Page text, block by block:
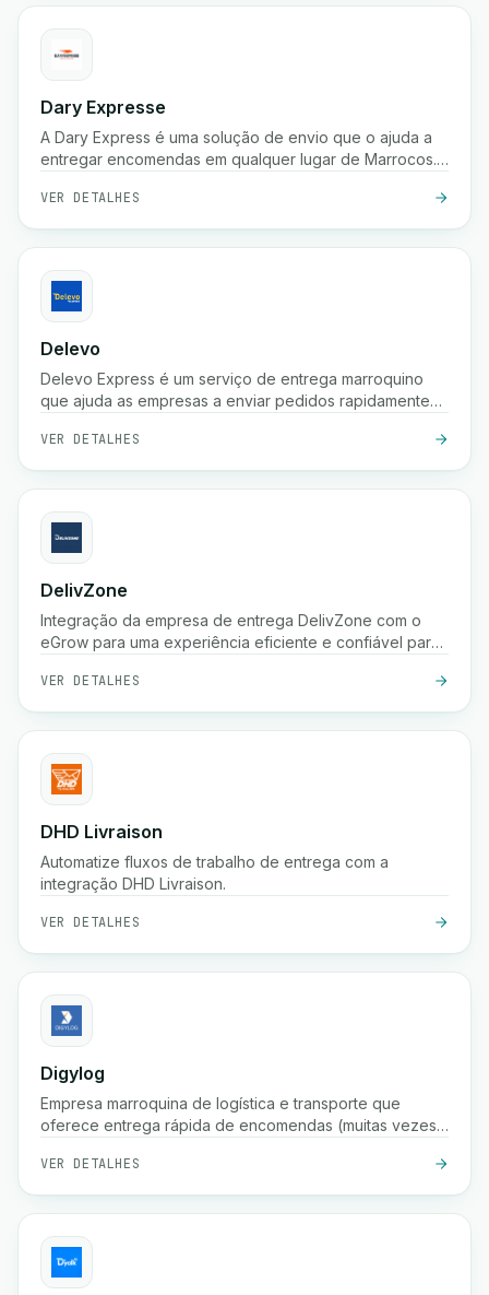
Dary Expresse
A Dary Express é uma solução de envio que o ajuda a
entregar encomendas em qualquer lugar de Marrocos.
facilmente a sua loja e proporciona muitos benefícios
adicionais.
VER DETALHES
Delevo
Delevo Express é um serviço de entrega marroquino
que ajuda as empresas a enviar pedidos rapidamente
expedição rápida e logística fiável de última milha para
garantir que as encomendas chegam aos clientes a
tempo.
VER DETALHES
DelivZone
Integração da empresa de entrega DelivZone com o
eGrow para uma experiência eficiente e confiável para
VER DETALHES
DHD Livraison
Automatize fluxos de trabalho de entrega com a
integração DHD Livraison.
VER DETALHES
Digylog
Empresa marroquina de logística e transporte que
oferece entrega rápida de encomendas (muitas vezes
confirmação de pedidos e ampla cobertura em
centenas de cidades em Marrocos.
VER DETALHES